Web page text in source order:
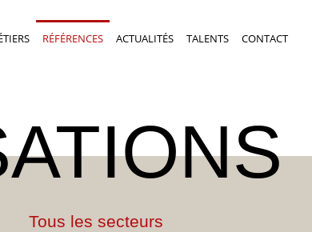
RÉFÉRENCES ACTUALITÉS TALENTS CONTACT
Tous les secteurs